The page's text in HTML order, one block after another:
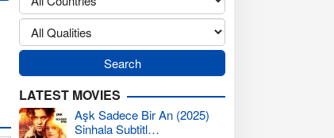
LATEST MOVIES
Aşk Sadece Bir An (2025)
Sinhala Subtitl…